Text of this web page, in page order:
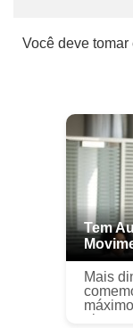
Você deve
Tem
Mais
máximo. Mais dinheiro é
algo